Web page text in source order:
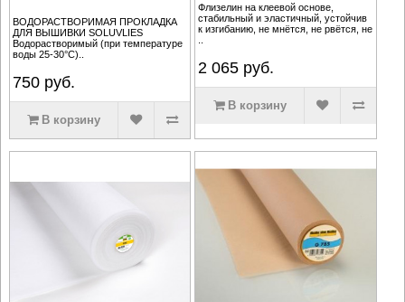
ВОДОРАСТВОРИМАЯ ПРОКЛАДКА
ДЛЯ ВЫШИВКИ SOLUVLIES
Водорастворимый (при температуре
воды 25-30°C)..
750руб.
В корзину
Флизелин на клеевой основе,
стабильный и эластичный, устойчив
к изгибанию, не мнётся, не рвётся, не
2 065 руб.
В корзину